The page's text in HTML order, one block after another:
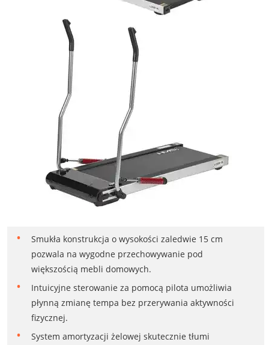
Smukła konstrukcja o wysokości zaledwie 15 cm
pozwala na wygodne przechowywanie pod
większością mebli domowych.
Intuicyjne sterowanie za pomocą pilota umożliwia
płynną zmianę tempa bez przerywania aktywności
fizycznej.
System amortyzacji żelowej skutecznie tłumi